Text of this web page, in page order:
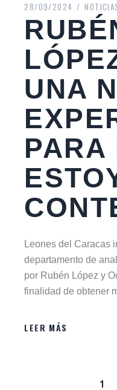
28/09/2024
UNA
PARA
Leones del Caracas
departamento de
por Rubén López y
finalidad de obtener
LEER MÁS
1